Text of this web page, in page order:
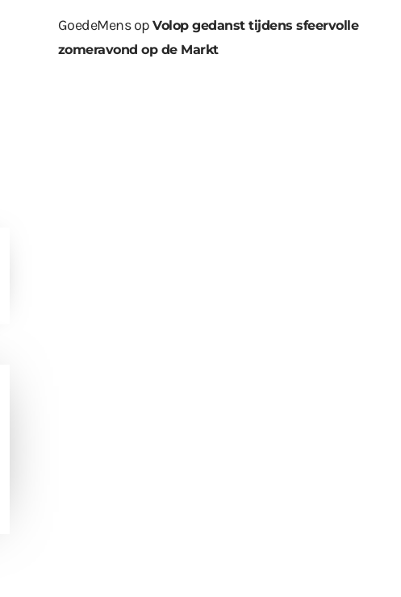
GoedeMensopVolop gedanst tijdens sfeervolle
zomeravond op de Markt